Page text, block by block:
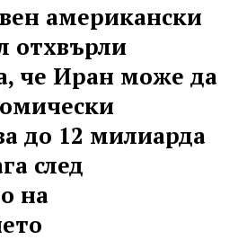
американски
отхвърли
че Иран може да
до 12 милиарда
след
на